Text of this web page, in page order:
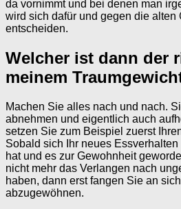
da vornimmt und bei denen man
wird sich dafür und gegen die alten
entscheiden.
Welcher ist dann der
meinem
Machen Sie alles nach und nach.
abnehmen und eigentlich auch
setzen Sie zum Beispiel zuerst
Sobald sich Ihr neues
hat und es zur Gewohnheit
nicht mehr das Verlangen nach
haben, dann erst fangen Sie an
abzugewöhnen.